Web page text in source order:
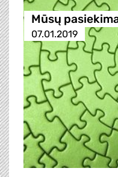
Mūsų
07.01.2019